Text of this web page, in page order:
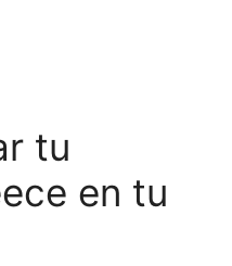
tu
en tu